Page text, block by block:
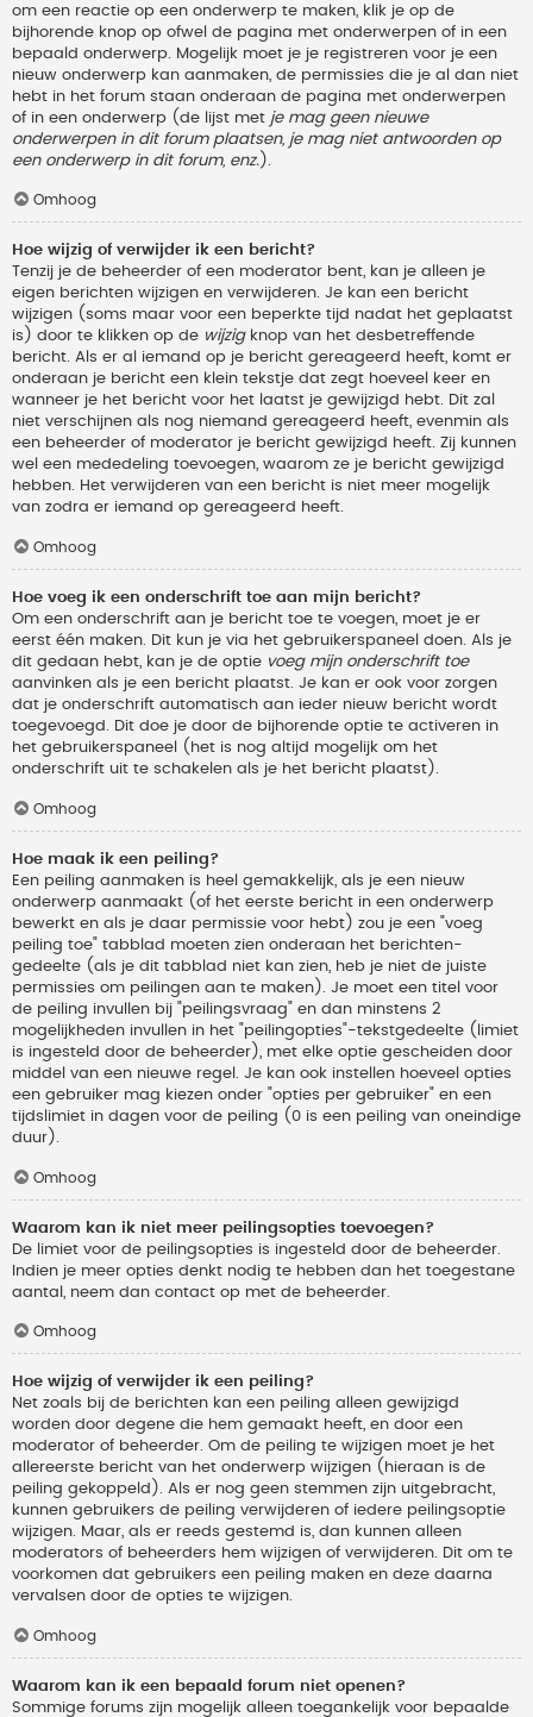
om een reactie op een onderwerp te maken, klik je op de
bijhorende knop op ofwel de pagina met onderwerpen of in een
bepaald onderwerp. Mogelijk moet je je registreren voor je een
nieuw onderwerp kan aanmaken, de permissies die je al dan niet
hebt in het forum staan onderaan de pagina met onderwerpen
of in een onderwerp (de lijst met je mag geen nieuwe
onderwerpen in dit forum plaatsen, je mag niet antwoorden op
een onderwerp in dit forum, enz. ).
Omhoog
Hoe wijzig of verwijder ik een bericht?
Tenzij je de beheerder of een moderator bent, kan je alleen je
eigen berichten wijzigen en verwijderen. Je kan een bericht
wijzigen (soms maar voor een beperkte tijd nadat het geplaatst
is) door te klikken op de wijzigknop van het desbetreffende
bericht. Als er al iemand op je bericht gereageerd heeft, komt er
onderaan je bericht een klein tekstje dat zegt hoeveel keer en
wanneer je het bericht voor het laatst je gewijzigd hebt. Dit zal
niet verschijnen als nog niemand gereageerd heeft, evenmin als
een beheerder of moderator je bericht gewijzigd heeft. Zij kunnen
wel een mededeling toevoegen, waarom ze je bericht gewijzigd
hebben. Het verwijderen van een bericht is niet meer mogelijk
van zodra er iemand op gereageerd heeft.
Omhoog
Hoe voeg ik een onderschrift toe aan mijn bericht?
Om een onderschrift aan je bericht toe te voegen, moet je er
eerst één maken. Dit kun je via het gebruikerspaneel doen. Als je
dit gedaan hebt, kan je de optie voeg mijn onderschrift toe
aanvinken als je een bericht plaatst. Je kan er ook voor zorgen
dat je onderschrift automatisch aan ieder nieuw bericht wordt
toegevoegd. Dit doe je door de bijhorende optie te activeren in
het gebruikerspaneel (het is nog altijd mogelijk om het
onderschrift uit te schakelen als je het bericht plaatst).
Omhoog
Hoe maak ik een peiling?
Een peiling aanmaken is heel gemakkelijk, als je een nieuw
onderwerp aanmaakt (of het eerste bericht in een onderwerp
bewerkt en als je daar permissie voor hebt) zou je een "voeg
peiling toe" tabblad moeten zien onderaan het berichten-
gedeelte (als je dit tabblad niet kan zien, heb je niet de juiste
permissies om peilingen aan te maken). Je moet een titel voor
de peiling invullen bij "peilingsvraag" en dan minstens 2
mogelijkheden invullen in het "peilingopties"-tekstgedeelte (limiet
is ingesteld door de beheerder), met elke optie gescheiden door
middel van een nieuwe regel. Je kan ook instellen hoeveel opties
een gebruiker mag kiezen onder "opties per gebruiker" en een
tijdslimiet in dagen voor de peiling (0 is een peiling van oneindige
duur).
Omhoog
Waarom kan ik niet meer peilingsopties toevoegen?
De limiet voor de peilingsopties is ingesteld door de beheerder.
Indien je meer opties denkt nodig te hebben dan het toegestane
aantal, neem dan contact op met de beheerder.
Omhoog
Hoe wijzig of verwijder ik een peiling?
Net zoals bij de berichten kan een peiling alleen gewijzigd
worden door degene die hem gemaakt heeft, en door een
moderator of beheerder. Om de peiling te wijzigen moet je het
allereerste bericht van het onderwerp wijzigen (hieraan is de
peiling gekoppeld). Als er nog geen stemmen zijn uitgebracht,
kunnen gebruikers de peiling verwijderen of iedere peilingsoptie
wijzigen. Maar, als er reeds gestemd is, dan kunnen alleen
moderators of beheerders hem wijzigen of verwijderen. Dit om te
voorkomen dat gebruikers een peiling maken en deze daarna
vervalsen door de opties te wijzigen.
Omhoog
Waarom kan ik een bepaald forum niet openen?
Sommige forums zijn mogelijk alleen toegankelijk voor bepaalde